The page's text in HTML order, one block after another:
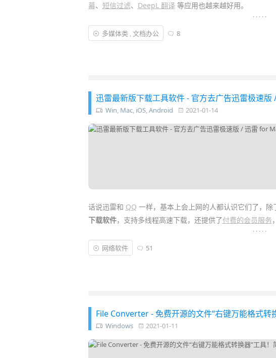
幕、 短信过滤、 DeepL 翻译等应用也越来越好用。
而今天介绍的「i笛云听写 」同样是借助
录、讲座内容、语音备忘录、影视原声等音频识别并转写成
. . . . .
多媒体类 ,文档办公 8
迅雷最新版下载工具软件 - 官方去广告迅雷极速
Win, Mac, iOS,Android 2021-01-14
话说迅雷和 QQ 一样，基本上会上网的人都认识它们了，除
下载软件，支持多线程高速下载，还提供了付费的会员服务
迅雷推出 Win、Mac、Android 和 iOS 等多个平台的客户
. . . . .
网络软件 51
File Converter - 免费开源的文件“右键万能格式转
Windows 2021-01-11